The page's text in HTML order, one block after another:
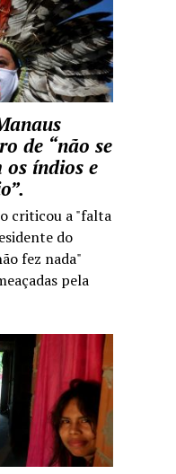
de “não se
índios e
criticou a "falta
do
fez nada"
pela